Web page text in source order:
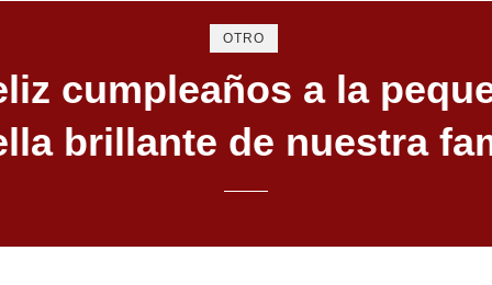
OTRO
cumpleaños a la
brillante de nuestra